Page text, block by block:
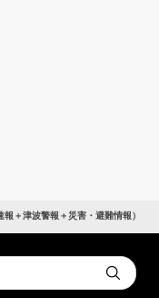
＋津波警報＋災害・避難情報）
Submit